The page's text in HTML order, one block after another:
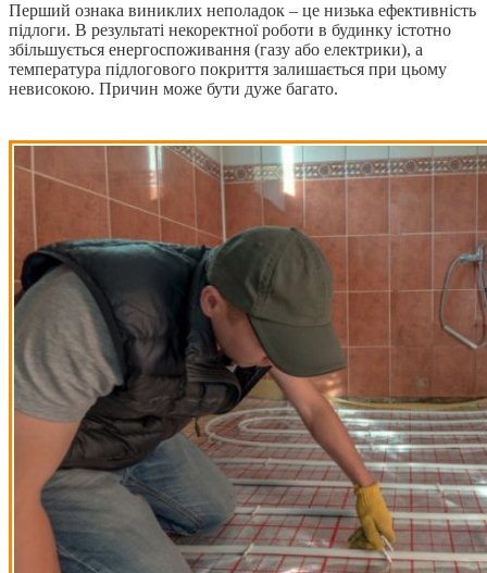
Перший ознака виниклих неполадок – це низька ефективність
підлоги. В результаті некоректної роботи в будинку істотно
збільшується енергоспоживання (газу або електрики), а
температура підлогового покриття залишається при цьому
невисокою. Причин може бути дуже багато.